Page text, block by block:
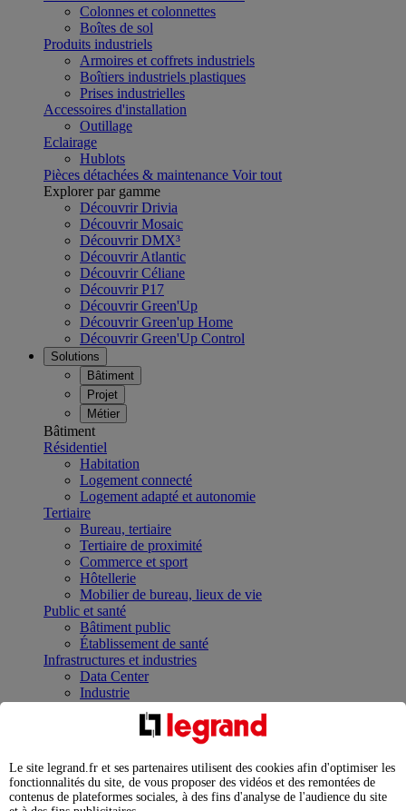
Colonnes et colonnettes
Boîtes de sol
Produits industriels
Armoires et coffrets industriels
Boîtiers industriels plastiques
Prises industrielles
Accessoires d'installation
Outillage
Eclairage
Hublots
Pièces détachées & maintenance Voir tout
Explorer par gamme
Découvrir Drivia
Découvrir Mosaic
Découvrir DMX³
Découvrir Atlantic
Découvrir Céliane
Découvrir P17
Découvrir Green'Up
Découvrir Green'up Home
Découvrir Green'Up Control
Solutions
Bâtiment
Projet
Métier
Bâtiment
Résidentiel
Habitation
Logement connecté
Logement adapté et autonomie
Tertiaire
Bureau, tertiaire
Tertiaire de proximité
Commerce et sport
Hôtellerie
Mobilier de bureau, lieux de vie
Public et santé
Bâtiment public
Établissement de santé
Infrastructures et industries
Data Center
Industrie
Infrastructures
Contrôler et planifier le fonctionnement des appareils
Répartir et optimiser son tableau électrique
Legrand Data Center Solutions : concentrer les
expertises au service de vos performances
Le site legrand.fr et ses partenaires utilisent des cookies afin d'optimiser les
fonctionnalités du site, de vous proposer des vidéos et des remontées de
contenus de plateformes sociales, à des fins d'analyse de l'audience du site